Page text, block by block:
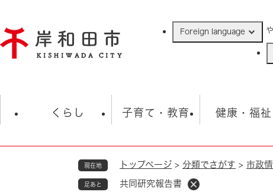
ジ
の
Foreign language
くらし
住民票・戸籍
子育て・教育
学校
健康・福祉
福祉・健
観光
現在地 トップページ > 分類でさがす > 市政
足あと 共同研究報告書